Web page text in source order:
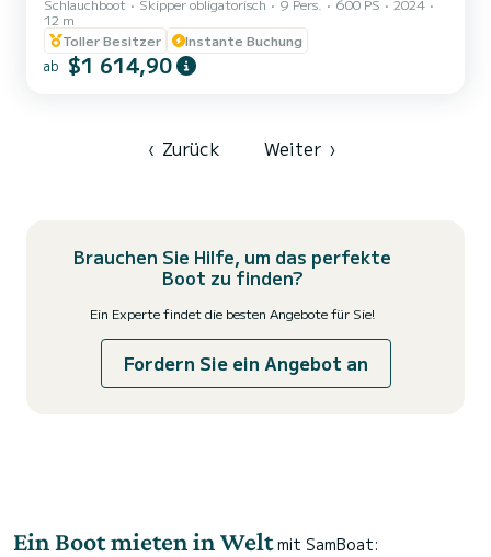
exklusiven Louis Vuitton Edition 12m RIB. Entworfen für bis zu 8
Gäste, kombiniert dieses private Erlebnis Inselhüpfen, kristallklares
Wasser, versteckte Strände, authentischen kykladischen Charme
und unvergessliche Sonnenuntergangsansichten über der Ägäis.
Vom Moment Ihrer Abholung im Hotel an wird jedes Detail von
Schlauchboot Skipper obligatorisch 9 Pers. 600 PS
2024
12 m
Toller Besitzer
Instante Buchung
ab $1 614,90
‹ Zurück Weiter ›
Brauchen Sie Hilfe, um das perfekte
Boot zu finden?
Ein Experte findet die besten Angebote für Sie!
Fordern Sie ein Angebot an
Ein Boot mieten in Welt mit SamBoat: